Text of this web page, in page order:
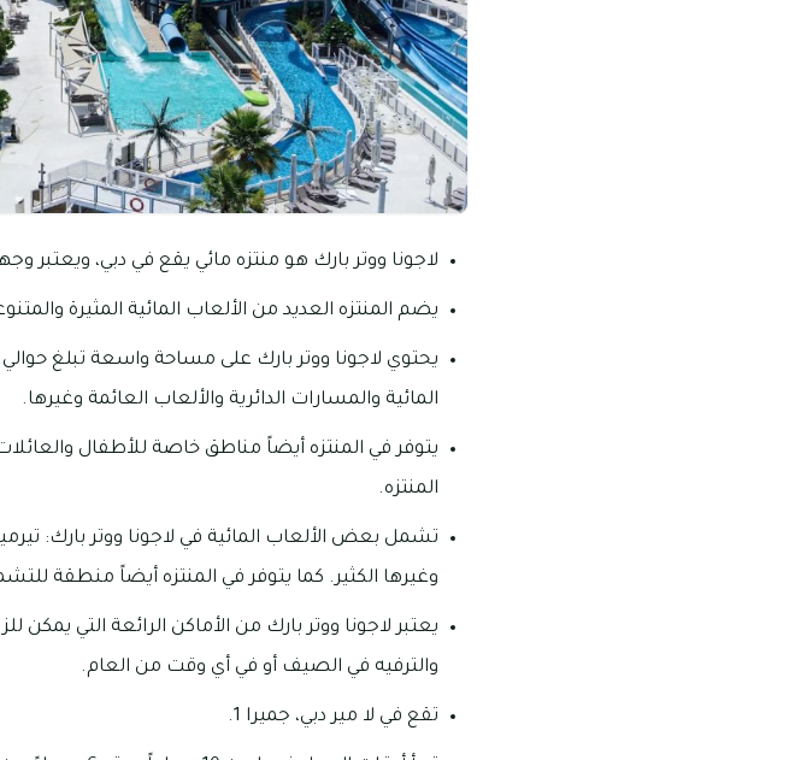
لاجونا ووتر بارك هو منتزه مائي يقع في دبي، ويعتبر
يضم المنتزه العديد من الألعاب المائية المثيرة
المائية والمسارات الدائرية والألعاب العائمة وغيرها.
يتوفر في المنتزه أيضاً مناطق خاصة للأطفال
المنتزه.
تشمل بعض الألعاب المائية في لاجونا ووتر بارك:
وغيرها الكثير. كما يتوفر في المنتزه أيضاً منطقة
يعتبر لاجونا ووتر بارك من الأماكن الرائعة التي يمكن
والترفيه في الصيف أو في أي وقت من العام.
تقع في لا مير دبي، جميرا 1.